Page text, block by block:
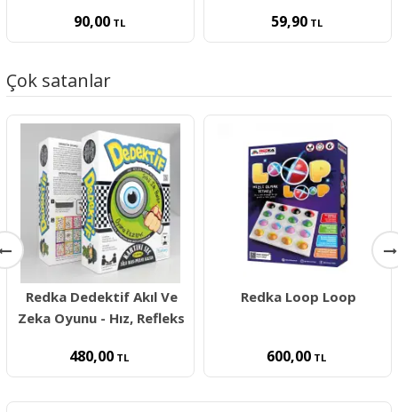
90,00TL 59,90TL
Çok satanlar
Redka Dedektif Akıl Ve
Zeka Oyunu - Hız, Refleks
480,00 TL
Redka Loop Loop
600,00 TL